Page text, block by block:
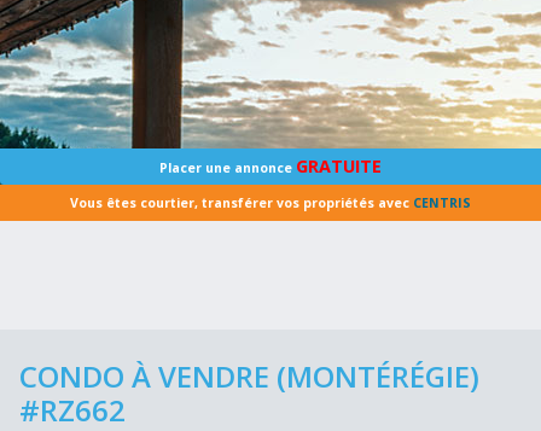
Placer une annonce GRATUITE
Vous êtes courtier, transférer vos propriétés avec CENTRIS
CONDO À VENDRE (MONTÉRÉGIE)
#RZ662